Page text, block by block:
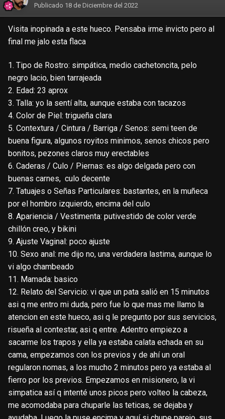
Publicado 18 de Diciembre del 2022
Visita inopinada a este hueco. Pensaba irme invicto pero al
final me jalo esta flaca
1. Tipo de Rostro: simpática, medio cachetoncita, pelo
negro lacio, bien tarrajeada
2. Edad: 23 aprox
3. Talla: yo la sentí alta, aunque estaba con tacazos
4. Color de Piel: trigueña clara
5. Contextura / Cintura / Barriga / Senos: semi teen de
buena figura, algunos royitos minimos, senos chicos pero
bonitos, pezones claros muy erectables
6. Caderas / Culo / Piernas: es algo delgada pero con
buenas carnes, culo decente
7. Tatuajes o Señas Particulares: bastantes, en la muñeca
por el hombro izquierdo, encima del culo
8. Apariencia / Vestimenta: putivestido de color verde
chillón creo, y bikini
9. Ajuste Vaginal: poco ajuste
10. Sexo anal: me dijo no, una verdadera lastima, aunque lo
vi algo chambeado
11. Mamada: basico
12. Relato del Servicio: vi que un pata salió en 15 minutos
asi q me entro mi duda, pero fue lo que mas me llamo la
atencion en este hueco, asi q le pregunto por sus servicios,
risueña al contestar, asi q entre. Adentro empiezo a
sacarme los trapos y ella ya estaba calata echada en su
cama, empezamos con los previos y de ahí un oral
regularon nomas, a los mucho 2 minutos pero ya estaba al
fierro por los previos. Empezamos en misionero, la vi
simpatica así q intenté unos picos pero volteo la cabeza,
me acomodaba para chuparle las teticas, se dejaba y